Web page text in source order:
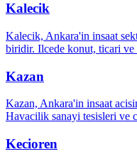
Kalecik
Kalecik, Ankara'in insaat
biridir. Ilcede konut, ticari ve
Kazan
Kazan, Ankara'in insaat
Havacilik sanayi tesisleri ve
Kecioren